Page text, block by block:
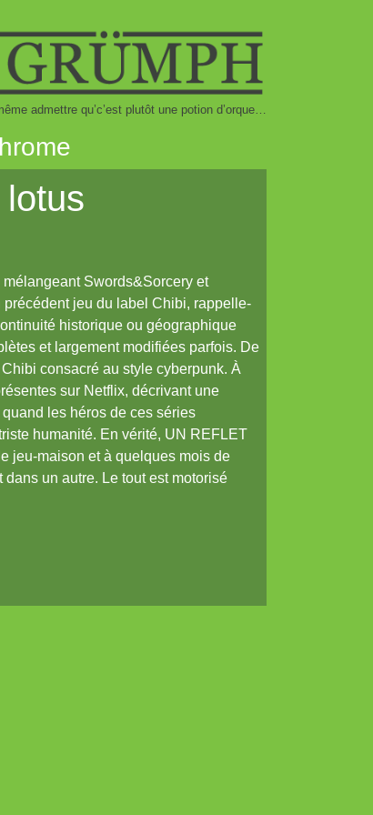
admettre qu’c’est plutôt une potion d’orque…
Swords&Sorcery et
précédent jeu du label Chibi, rappelle-
historique ou géographique
et largement modifiées parfois. De
consacré au style cyberpunk. À
sur Netflix, décrivant une
les héros de ces séries
humanité. En vérité, UN REFLET
jeu-maison et à quelques mois de
dans un autre. Le tout est motorisé